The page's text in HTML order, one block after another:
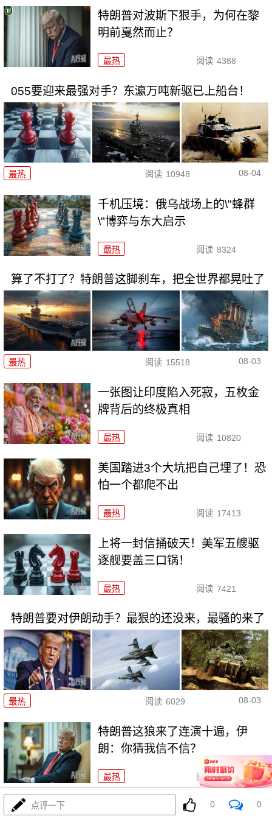
特朗普对波斯下狠手，为何在黎
明前戛然而止？
最热 阅读 4388
055要迎来最强对手？东瀛万吨新驱已上船台！
最热 阅读 10948 08-04
千机压境：俄乌战场上的\"蜂群
\"博弈与东大启示
最热 阅读 8324
算了不打了？特朗普这脚刹车，把全世界都晃吐了
最热 阅读 15518 08-03
一张图让印度陷入死寂，五枚金
牌背后的终极真相
最热 阅读 10820
美国踏进3个大坑把自己埋了！恐
怕一个都爬不出
最热 阅读 17413
上将一封信捅破天！美军五艘驱
逐舰要盖三口锅！
最热 阅读 7421
特朗普要对伊朗动手？最狠的还没来，最骚的来了
最热 阅读 6029 08-03
特朗普这狼来了连演十遍，伊
朗：你猜我信不信？
最热 阅读 5248
政治自杀！菲律宾防长，你这是在给菲律宾掘墓！
点评一下 0 0